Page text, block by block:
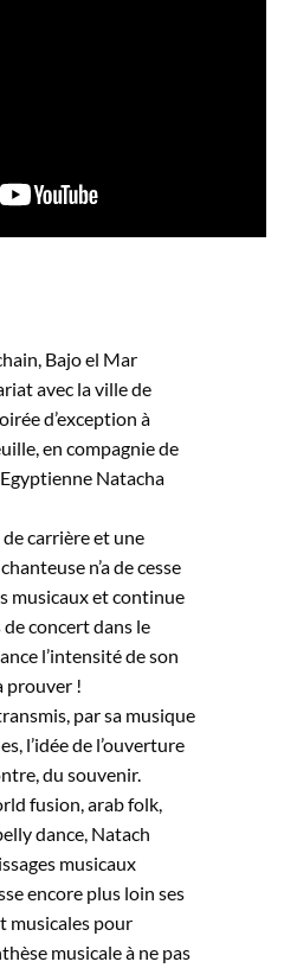
Bajo el Mar
avec la ville de
d’exception à
en compagnie de
Natacha
carrière et une
n’a de cesse
musicaux et continue
de concert dans le
l’intensité de son
prouver !
par sa musique
l’idée de l’ouverture
du souvenir.
fusion, arab folk,
dance, Natach
musicaux
encore plus loin ses
musicales pour
musicale à ne pas